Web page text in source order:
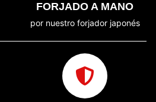
FORJADO A MANO
por nuestro forjador japonés